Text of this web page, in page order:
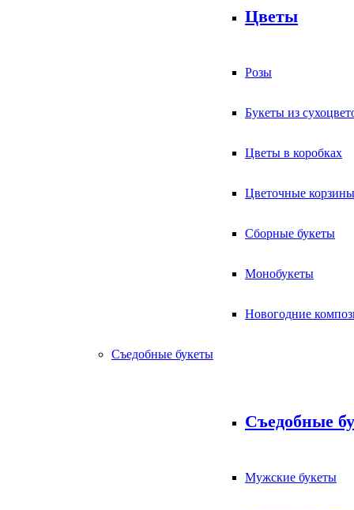
Цветы
Розы
Букеты из
Цветы в коробках
Цветочные корзины
Сборные букеты
Монобукеты
Новогодние
Съедобные букеты
Съедобные
Мужские букеты